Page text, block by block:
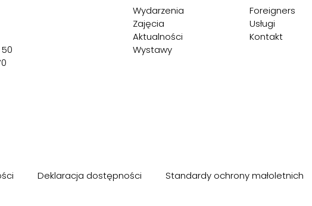
Wydarzenia
Zajęcia
Aktualności
Wystawy
Foreigners
Usługi
Kontakt
Deklaracja dostępności Standardy ochrony małoletnich